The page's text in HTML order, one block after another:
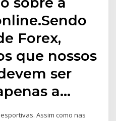
Forex,
que nossos
ser
a…
Assim como nas